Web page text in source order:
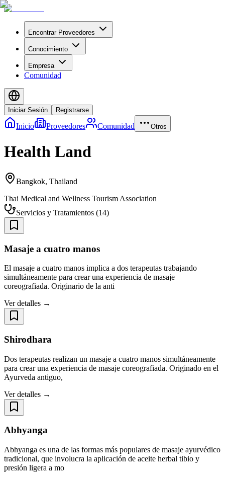
Encontrar Proveedores
Conocimiento
Empresa
Comunidad
Iniciar Sesión Registrarse
Inicio Proveedores Comunidad Otros
Health Land
Bangkok, Thailand
Thai Medical and Wellness Tourism Association
Servicios y Tratamientos (14)
Masaje a cuatro manos
El masaje a cuatro manos implica a dos terapeutas trabajando
simultáneamente para crear una experiencia de masaje
coreografiada. Originario de la anti
Ver detalles →
Shirodhara
Dos terapeutas realizan un masaje a cuatro manos simultáneamente
para crear una experiencia de masaje coreografiada. Originado en el
Ayurveda antiguo,
Ver detalles →
Abhyanga
Abhyanga es una de las formas más populares de masaje ayurvédico
tradicional, que involucra la aplicación de aceite herbal tibio y
presión ligera a mo